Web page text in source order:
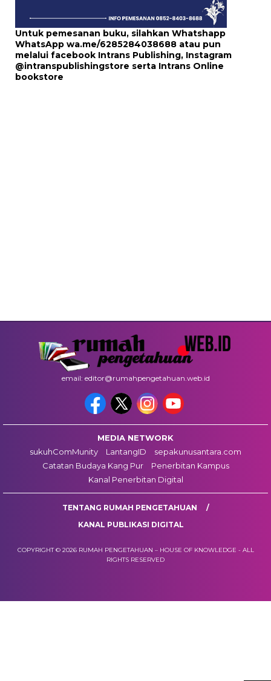
Untuk pemesanan buku, silahkan Whatshapp
WhatsApp wa.me/6285284038688 atau pun
melalui facebook Intrans Publishing, Instagram
@intranspublishingstore serta Intrans Online
bookstore
email: editor@rumahpengetahuan.web.id
MEDIA NETWORK
sukuhComMunity
LantangID
sepakunusantara.com
Catatan Budaya Kang Pur
Penerbitan Kampus
Kanal Penerbitan Digital
TENTANG RUMAH PENGETAHUAN
KANAL PUBLIKASI DIGITAL
COPYRIGHT © 2026 RUMAH PENGETAHUAN – HOUSE OF KNOWLEDGE - ALL
RIGHTS RESERVED